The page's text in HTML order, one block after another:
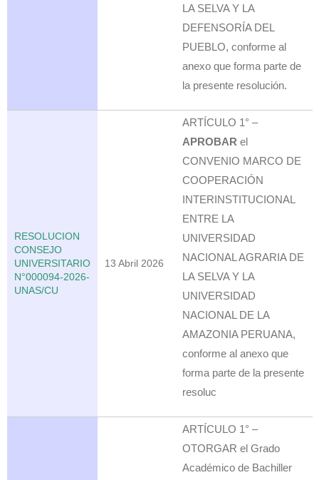
LA SELVA Y LA
DEFENSORÍA DEL
PUEBLO, conforme al
anexo que forma parte de
la presente resolución.
RESOLUCION
CONSEJO
UNIVERSITARIO
N°000094-2026-
UNAS/CU
13 Abril 2026
ARTÍCULO 1° –
APROBARel
CONVENIO MARCO DE
COOPERACIÓN
INTERINSTITUCIONAL
ENTRE LA
UNIVERSIDAD
NACIONAL AGRARIA DE
LA SELVA Y LA
UNIVERSIDAD
NACIONAL DE LA
AMAZONIA PERUANA,
conforme al anexo que
forma parte de la presente
resoluc
ARTÍCULO 1° –
OTORGAR el Grado
Académico de Bachiller